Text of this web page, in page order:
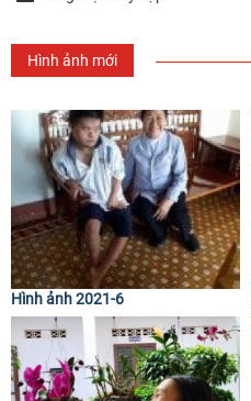
Hình ảnh mới
Hình ảnh 2021-6